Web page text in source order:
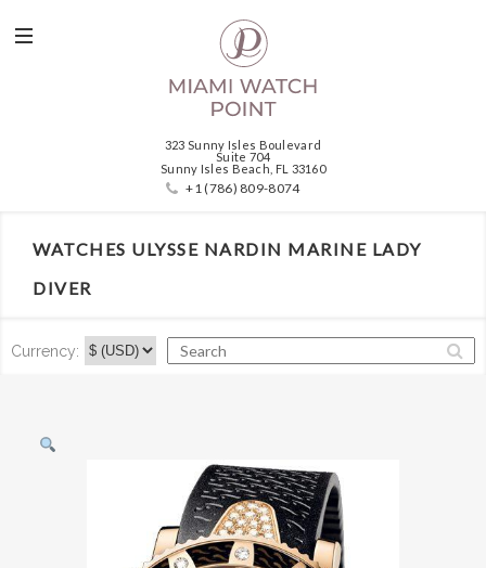
323 Sunny Isles Boulevard
Suite 704
Sunny Isles Beach, FL 33160
+1 (786) 809-8074
WATCHES ULYSSE NARDIN MARINE LADY
DIVER
Currency: